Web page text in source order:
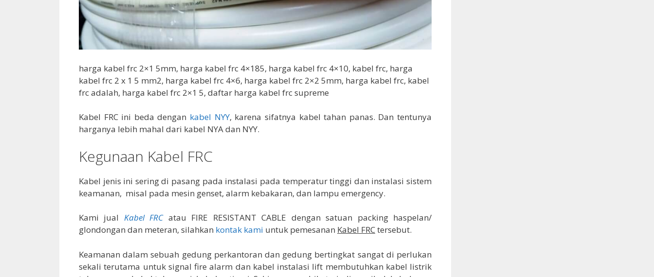
harga kabel frc 2×1 5mm, harga kabel frc 4×185, harga kabel frc 4×10, kabel frc, harga
kabel frc 2 x 1 5 mm2, harga kabel frc 4×6, harga kabel frc 2×2 5mm, harga kabel frc, kabel
frc adalah, harga kabel frc 2×1 5, daftar harga kabel frc supreme
Kabel FRC ini beda dengan kabel NYY, karena sifatnya kabel tahan panas. Dan tentunya
harganya lebih mahal dari kabel NYA dan NYY.
Kegunaan Kabel FRC
Kabel jenis ini sering di pasang pada instalasi pada temperatur tinggi dan instalasi sistem
keamanan, misal pada mesin genset, alarm kebakaran, dan lampu emergency.
Kami jual Kabel FRCatau FIRE RESISTANT CABLE dengan satuan packing haspelan/
glondongan dan meteran, silahkan kontak kami untuk pemesanan Kabel FRCtersebut.
Keamanan dalam sebuah gedung perkantoran dan gedung bertingkat sangat di perlukan
sekali terutama untuk signal fire alarm dan kabel instalasi lift membutuhkan kabel listrik